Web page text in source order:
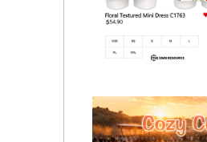
Вечернее платье -
Guemara